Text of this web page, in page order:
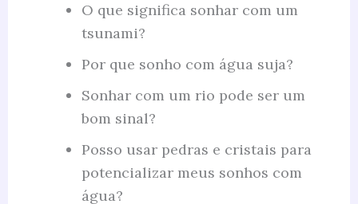
O que significa sonhar com um
tsunami?
Por que sonho com água suja?
Sonhar com um rio pode ser um
bom sinal?
Posso usar pedras e cristais para
potencializar meus sonhos com
água?